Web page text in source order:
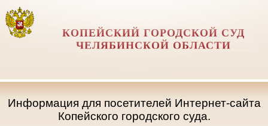
КОПЕЙСКИЙ ГОРОДСКОЙ СУД
ЧЕЛЯБИНСКОЙ ОБЛАСТИ
Информация для посетителей Интернет-сайта
Копейского городского суда.